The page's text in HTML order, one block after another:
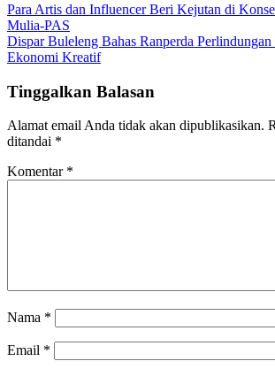
Para Artis dan Influencer Beri Kejutan di
Mulia-PAS
Dispar Buleleng Bahas Ranperda Perlindungan
Ekonomi Kreatif
Tinggalkan Balasan
Alamat email Anda tidak akan dipublikasikan.
ditandai *
Komentar *
Nama *
Email *